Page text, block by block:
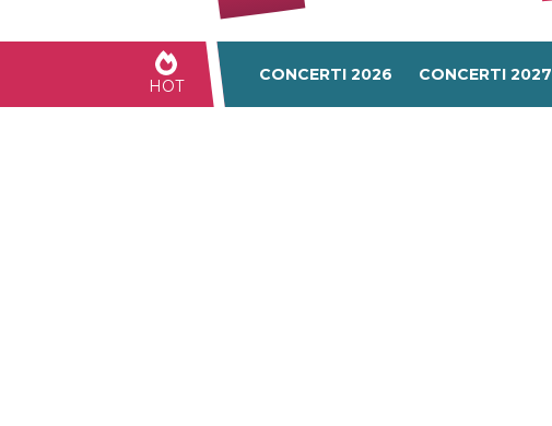
HOT
CONCERTI 2026 CONCERTI 2027